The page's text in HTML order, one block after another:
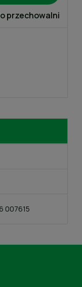
przechowalni
007615